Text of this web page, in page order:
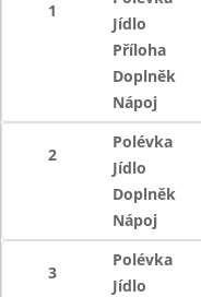
1
Jídlo
Příloha
Doplněk
Nápoj
2
Polévka
Jídlo
Doplněk
Nápoj
3
Polévka
Jídlo